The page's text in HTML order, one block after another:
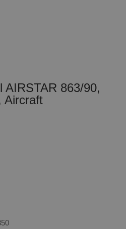
AIRSTAR 863/90,
Aircraft